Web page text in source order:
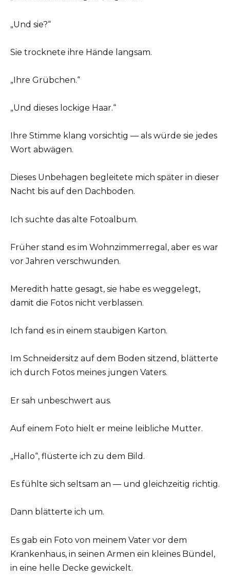
„Und sie?“
Sie trocknete ihre Hände langsam.
„Ihre Grübchen.“
„Und dieses lockige Haar.“
Ihre Stimme klang vorsichtig — als würde sie jedes
Wort abwägen.
Dieses Unbehagen begleitete mich später in dieser
Nacht bis auf den Dachboden.
Ich suchte das alte Fotoalbum.
Früher stand es im Wohnzimmerregal, aber es war
vor Jahren verschwunden.
Meredith hatte gesagt, sie habe es weggelegt,
damit die Fotos nicht verblassen.
Ich fand es in einem staubigen Karton.
Im Schneidersitz auf dem Boden sitzend, blätterte
ich durch Fotos meines jungen Vaters.
Er sah unbeschwert aus.
Auf einem Foto hielt er meine leibliche Mutter.
„Hallo“, flüsterte ich zu dem Bild.
Es fühlte sich seltsam an — und gleichzeitig richtig.
Dann blätterte ich um.
Es gab ein Foto von meinem Vater vor dem
Krankenhaus, in seinen Armen ein kleines Bündel,
in eine helle Decke gewickelt.